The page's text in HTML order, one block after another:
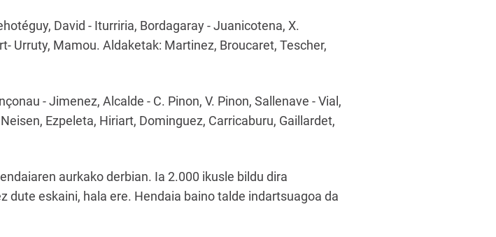
David - Iturriria, Bordagaray - Juanicotena, X.
Urruty, Mamou. Aldaketak: Martinez, Broucaret, Tescher,
- Jimenez, Alcalde - C. Pinon, V. Pinon, Sallenave - Vial,
Ezpeleta, Hiriart, Dominguez, Carricaburu, Gaillardet,
aurkako derbian. Ia 2.000 ikusle bildu dira
dute eskaini, hala ere. Hendaia baino talde indartsuagoa da